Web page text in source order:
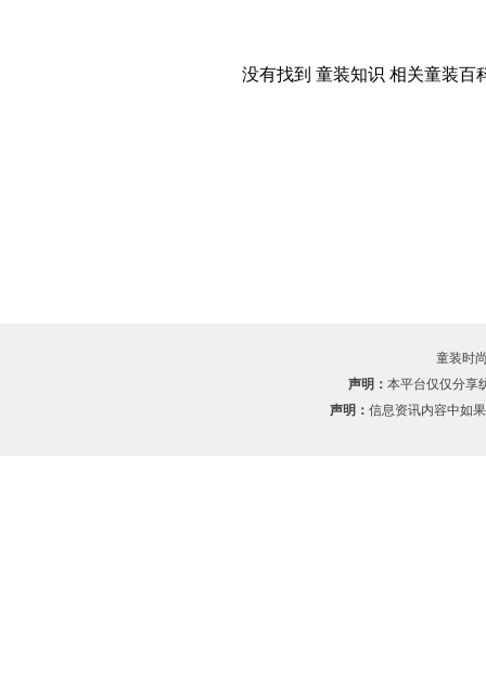
没有找到 童装知识 相关童装百
童装时
声明： 本平台仅仅分享
声明： 信息资讯内容中如